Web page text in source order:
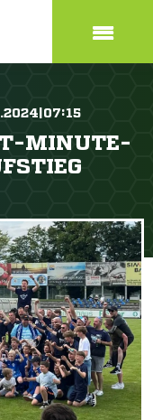
MINUTE-